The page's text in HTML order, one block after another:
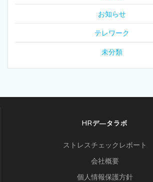
お知らせ
テレワーク
未分類
HRデ―タラボ
ストレスチェックレポート
会社概要
個人情報保護方針